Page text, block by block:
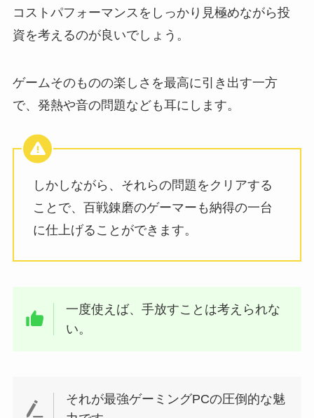
コストパフォーマンスをしっかり見極めながら投
資を考えるのが良いでしょう。
ゲームそのものの楽しさを最高に引き出す一方
で、発熱や音の問題なども耳にします。
しかしながら、それらの問題をクリアする
ことで、百戦錬磨のゲーマーも納得の一台
に仕上げることができます。
一度使えば、手放すことは考えられな
い。
それが最強ゲーミングPCの圧倒的な魅